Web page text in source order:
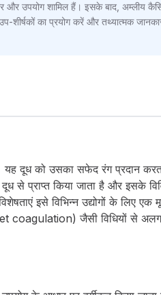
उपयोग शामिल हैं। इसके बाद, अम्लीय
का प्रयोग करें और तथ्यात्मक
यह दूध को उसका सफेद रंग प्रदान
प्राप्त किया जाता है और इसके
इसे विभिन्न उद्योगों के लिए एक
जैसी विधियों से अलग